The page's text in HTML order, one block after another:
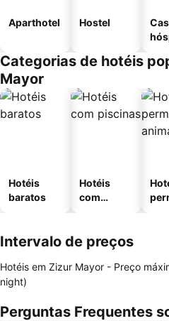
Aparthotel Hostel
Categorias de hotéis
Mayor
Hotéis
baratos
Hotéis
com
Intervalo de preços
Hotéis em Zizur Mayor - Preço
night)
Perguntas Frequentes